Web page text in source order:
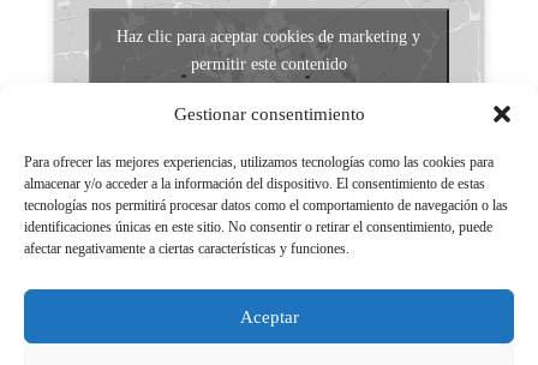
Gestionar consentimiento
Para ofrecer las mejores experiencias, utilizamos tecnologías como las cookies para
almacenar y/o acceder a la información del dispositivo. El consentimiento de estas
tecnologías nos permitirá procesar datos como el comportamiento de navegación o las
identificaciones únicas en este sitio. No consentir o retirar el consentimiento, puede
afectar negativamente a ciertas características y funciones.
Aceptar
Haz clic para aceptar cookies de marketing y
permitir este contenido
Aviso legal